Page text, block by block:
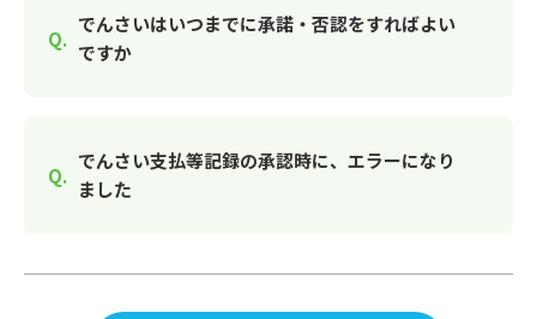
でんさいはいつまでに承諾・否認をすればよい
ですか
でんさい支払等記録の承認時に、エラーになり
ました